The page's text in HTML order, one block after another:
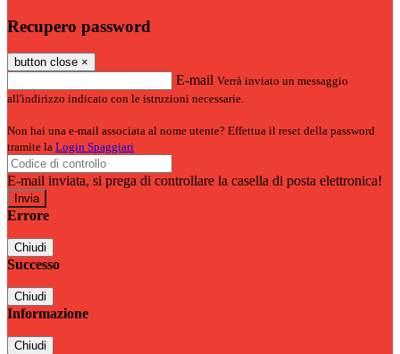
Recupero password
button close ×
E-mail Verrà inviato un messaggio
all'indirizzo indicato con le istruzioni necessarie.
Non hai una e-mail associata al nome utente? Effettua il reset della password
tramite la Login Spaggiari
E-mail inviata, si prega di controllare la casella di posta elettronica!
Errore
Chiudi
Successo
Chiudi
Informazione
Chiudi